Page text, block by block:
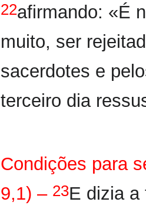
22afirmando: «É
muito, ser
sacerdotes e
terceiro dia
Condições para
9,1) – 23E dizia a